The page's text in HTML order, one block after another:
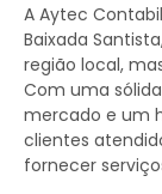
A Aytec
Baixada
região local,
Com uma
mercado e um
clientes
fornecer